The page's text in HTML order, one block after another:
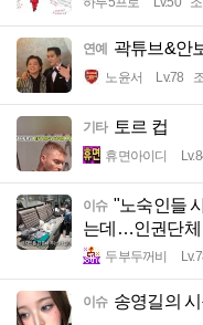
연예 곽튜브&안
노윤서 Lv.78
기타 토르 컵
휴면아이디
이슈 "노숙인들
는데…인권단체
두부두꺼비
이슈 송영길의